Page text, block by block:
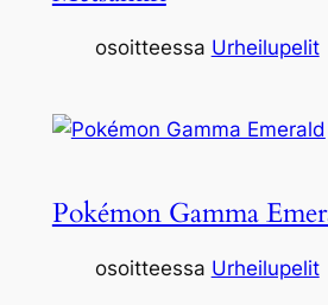
osoitteessa Urheilupelit
Pokémon Gamma
osoitteessa Urheilupelit